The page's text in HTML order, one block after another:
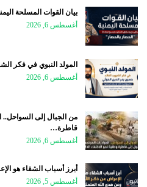
بيان القوات المسلحة
أغسطس 6, 2026
المولد النبوي في فكر
أغسطس 6, 2026
من الجبال إلى السواحل..
قاطرة…
أغسطس 6, 2026
أبرز أسباب الشقاء هو
أغسطس 5, 2026